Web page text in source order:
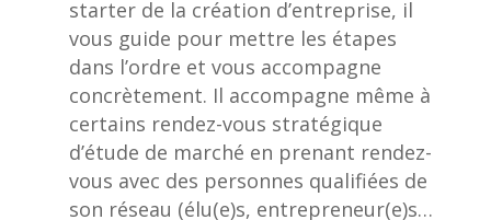
starter de la création d’entreprise, il
vous guide pour mettre les étapes
dans l’ordre et vous accompagne
concrètement. Il accompagne même à
certains rendez-vous stratégique
d’étude de marché en prenant rendez-
vous avec des personnes qualifiées de
son réseau (élu(e)s, entrepreneur(e)s…